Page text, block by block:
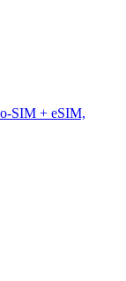
SIM + eSIM,